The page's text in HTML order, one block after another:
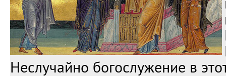
Неслучайно богослужение в